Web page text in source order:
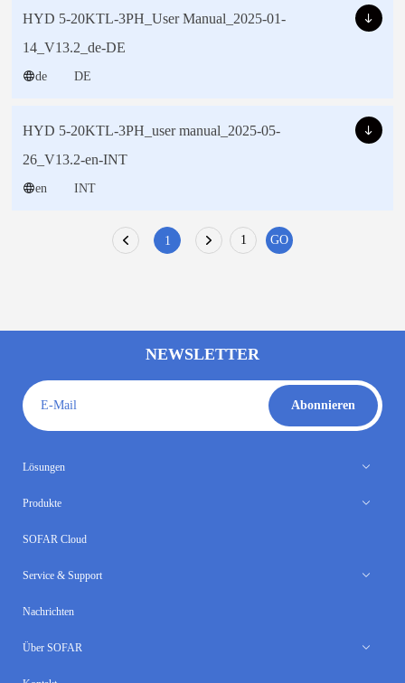
NEWSLETTER
E-Mail Abonnieren
Lösungen
Produkte
SOFAR Cloud
Service & Support
Nachrichten
Über SOFAR